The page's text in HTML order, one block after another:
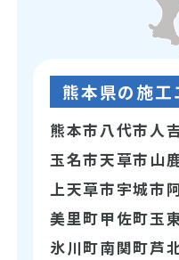
熊本県の施工
熊本市八代市人
玉名市天草市 山
上天草市宇城市
美里町甲佐町玉
氷川町南関町芦